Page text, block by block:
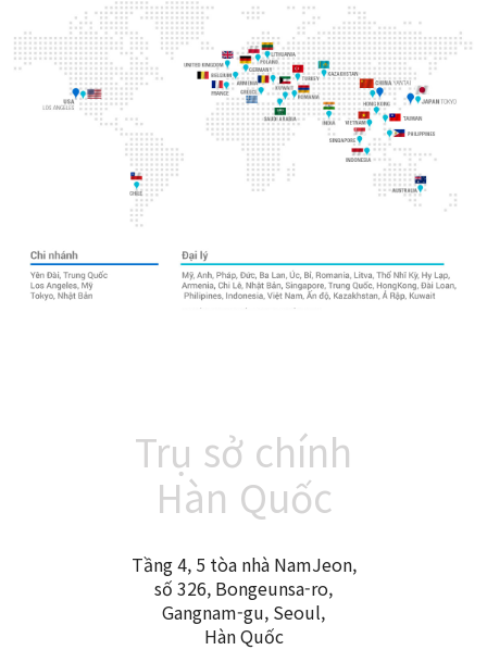
Trụ sở chính
Hàn Quốc
Tầng 4, 5 tòa nhà NamJeon,
số 326, Bongeunsa-ro,
Gangnam-gu, Seoul,
Hàn Quốc